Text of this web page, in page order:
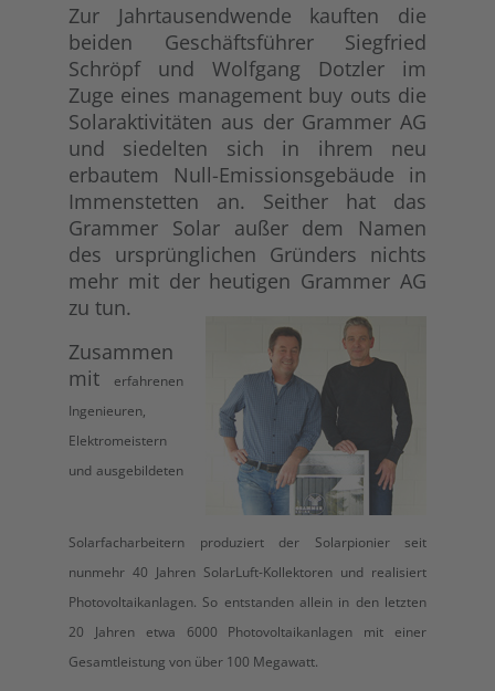
Zur Jahrtausendwende kauften die
beiden Geschäftsführer Siegfried
Schröpf und Wolfgang Dotzler im
Zuge eines management buy outs die
Solaraktivitäten aus der Grammer AG
und siedelten sich in ihrem neu
erbautem Null-Emissionsgebäude in
Immenstetten an. Seither hat das
Grammer Solar außer dem Namen
des ursprünglichen Gründers nichts
mehr mit der heutigen Grammer AG
zu tun.
Zusammen
mit
erfahrenen
Ingenieuren,
Elektromeistern
und ausgebildeten
Solarfacharbeitern produziert der Solarpionier seit
nunmehr 40 Jahren SolarLuft-Kollektoren und realisiert
Photovoltaikanlagen. So entstanden allein in den letzten
20 Jahren etwa 6000 Photovoltaikanlagen mit einer
Gesamtleistung von über 100 Megawatt.